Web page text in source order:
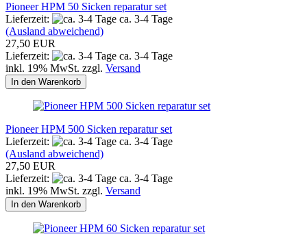
Pioneer HPM 50 Sicken reparatur set
Lieferzeit:
ca. 3-4 Tage
(Ausland abweichend)
27,50 EUR
Lieferzeit:
ca. 3-4 Tage
inkl. 19% MwSt. zzgl. Versand
In den Warenkorb
Pioneer HPM 500 Sicken reparatur set
Lieferzeit:
ca. 3-4 Tage
(Ausland abweichend)
27,50 EUR
Lieferzeit:
ca. 3-4 Tage
inkl. 19% MwSt. zzgl. Versand
In den Warenkorb